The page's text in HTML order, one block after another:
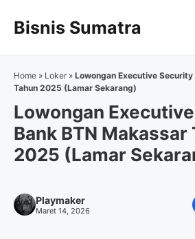
Bisnis Sumatra
Home » Loker » Lowongan Executive
Tahun 2025 (Lamar Sekarang)
Lowongan
Bank BTN Makassar
2025 (Lamar
Playmaker
Maret 14, 2026